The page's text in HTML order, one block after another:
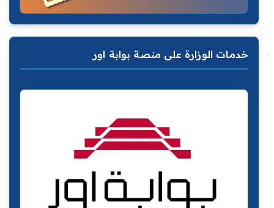
خدمات الوزارة على منصة بوابة اور